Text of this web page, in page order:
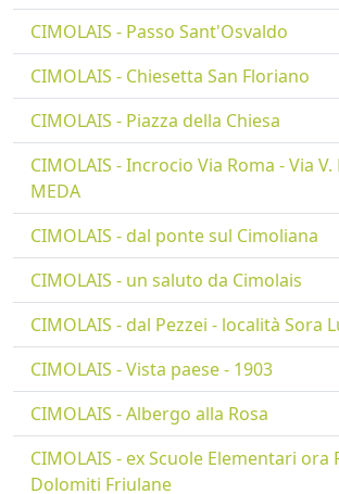
CIMOLAIS - Passo Sant'Osvaldo
CIMOLAIS - Chiesetta San Floriano
CIMOLAIS - Piazza della Chiesa
CIMOLAIS - Incrocio Via Roma - Via
MEDA
CIMOLAIS - dal ponte sul Cimoliana
CIMOLAIS - un saluto da Cimolais
CIMOLAIS - dal Pezzei - località Sora
CIMOLAIS - Vista paese - 1903
CIMOLAIS - Albergo alla Rosa
CIMOLAIS - ex Scuole Elementari ora
Dolomiti Friulane